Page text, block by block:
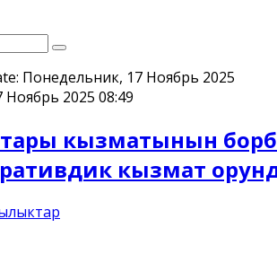
Понедельник, 17 Ноябрь 2025
2025 08:49
кызматынын
кызмат